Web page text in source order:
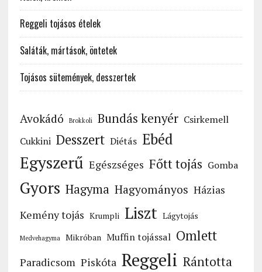
Reggeli tojásos ételek
Saláták, mártások, öntetek
Tojásos sütemények, desszertek
Avokádó Brokkoli Bundás kenyér Csirkemell
Cukkini Desszert Diétás Ebéd
Egyszerű Egészséges Főtt tojás Gomba
Gyors Hagyma Hagyományos Házias
Kemény tojás Krumpli Liszt Lágytojás
Medvehagyma Mikróban Muffin tojással Omlett
Paradicsom Piskóta Reggeli Rántotta